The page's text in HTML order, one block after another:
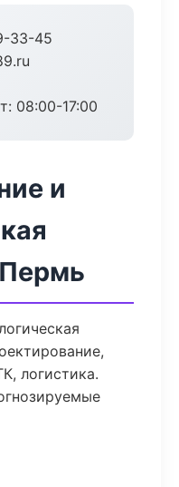
33-45
08:00-17:00
и
логистика.